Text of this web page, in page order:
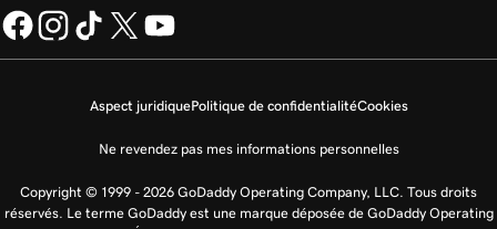
Aspect juridiquePolitique de confidentialitéCookies
Ne revendez pas mes informations personnelles
Copyright © 1999 - 2026 GoDaddy Operating Company, LLC. Tous droits
réservés. Le terme GoDaddy est une marque déposée de GoDaddy Operating